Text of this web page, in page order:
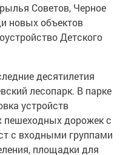
Советов, Черное
новых объектов
Детского
десятилетия
лесопарк. В парке
устройств
пешеходных дорожек с
с входными группами
площадки для